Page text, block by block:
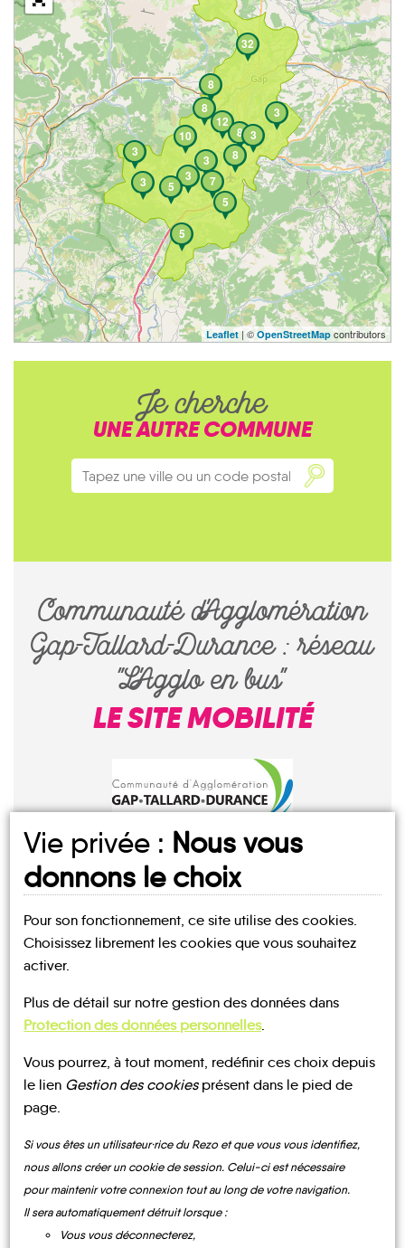
5
5
3
8
3
3
8
32
3
3
3
12
8
7
10
8
5
Leaflet | © OpenStreetMap contributors
Je cherche
UNE AUTRE COMMUNE
Communauté d'Agglomération
Gap-Tallard-Durance : réseau
"L'Agglo en bus"
LE SITE MOBILITÉ
MOBILITÉ
Freissinouse
Lardier-
UN AVIS, UN TÉMOIGNAGE
À PARTAGER ?
Vie privée : Nous vous
donnons le choix
Pour son fonctionnement, ce site utilise des cookies.
Choisissez librement les cookies que vous souhaitez
activer.
Plus de détail sur notre gestion des données dans
Protection des données personnelles.
Vous pourrez, à tout moment, redéfinir ces choix depuis
le lien Gestion des cookiesprésent dans le pied de
page.
Si vous êtes un utilisateur·rice du Rezo et que vous vous identifiez,
nous allons créer un cookie de session. Celui-ci est nécessaire
pour maintenir votre connexion tout au long de votre navigation.
Il sera automatiquement détruit lorsque :
Vous vous déconnecterez,